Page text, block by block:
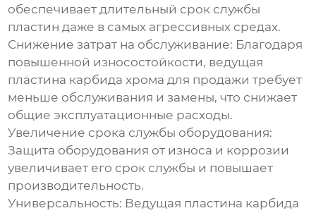
обеспечивает длительный срок службы
пластин даже в самых агрессивных средах.
Снижение затрат на обслуживание: Благодаря
повышенной износостойкости, ведущая
пластина карбида хрома для продажи требует
меньше обслуживания и замены, что снижает
общие эксплуатационные расходы.
Увеличение срока службы оборудования:
Защита оборудования от износа и коррозии
увеличивает его срок службы и повышает
производительность.
Универсальность: Ведущая пластина карбида